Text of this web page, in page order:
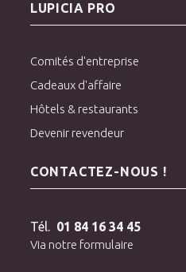
LUPICIA PRO
Comités d'entreprise
Cadeaux d'affaire
Hôtels & restaurants
Devenir revendeur
CONTACTEZ-NOUS !
Tél. 01 84 16 34 45
Via notre formulaire